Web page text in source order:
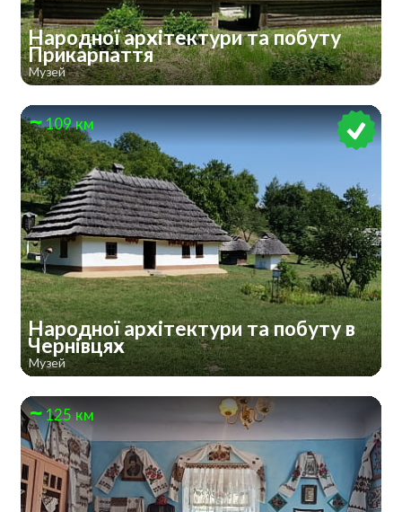
Народної архітектури та побуту
Прикарпаття
Музей
109 км
Народної архітектури та побуту в
Чернівцях
Музей
125 км